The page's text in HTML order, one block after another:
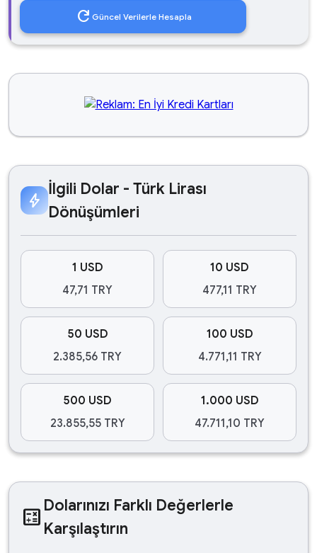
refresh Güncel Verilerle Hesapla
bolt
İlgili Dolar - Türk Lirası
Dönüşümleri
1 USD
47,71 TRY
10 USD
477,11 TRY
50 USD
2.385,56 TRY
100 USD
4.771,11 TRY
500 USD
23.855,55 TRY
1.000 USD
47.711,10 TRY
calculate Dolarınızı Farklı Değerlerle
Karşılaştırın